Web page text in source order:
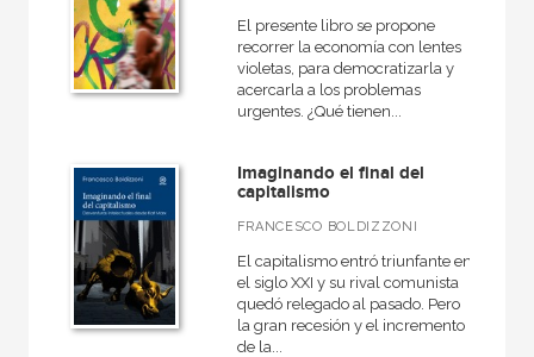
El presente libro se propone
recorrer la economía con lentes
violetas, para democratizarla y
acercarla a los problemas
urgentes. ¿Qué tienen...
Imaginando el final del
capitalismo
FRANCESCO BOLDIZZONI
El capitalismo entró triunfante en
el si­glo XXI y su rival comunista
quedó re­legado al pasado. Pero
la gran recesión y el incremento
de la...